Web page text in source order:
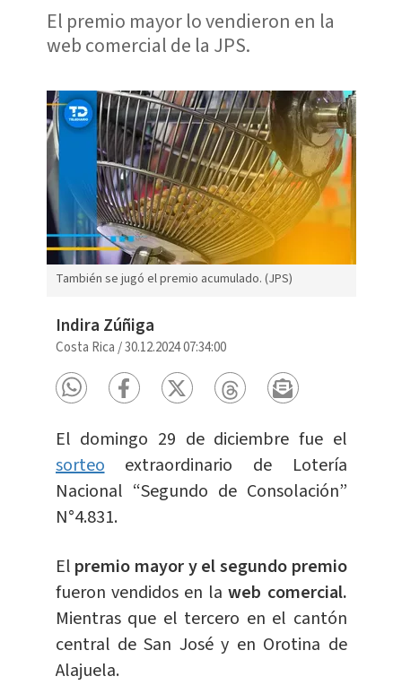
El premio mayor lo vendieron en la
web comercial de la JPS.
También se jugó el premio acumulado. (JPS)
Indira Zúñiga
Costa Rica /30.12.2024 07:34:00
El domingo 29 de diciembre fue el
sorteo
extraordinario de Lotería
Nacional “Segundo de Consolación”
N°4.831.
El premio mayor y el segundo premio
fueron vendidos en la web comercial.
Mientras que el tercero en el cantón
central de San José y en Orotina de
Alajuela.